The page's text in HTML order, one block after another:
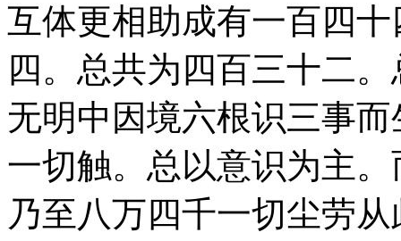
互体更相助成有一百四
四。总共为四百三十二
无明中因境六根识三事
一切触。总以意识为主
乃至八万四千一切尘劳